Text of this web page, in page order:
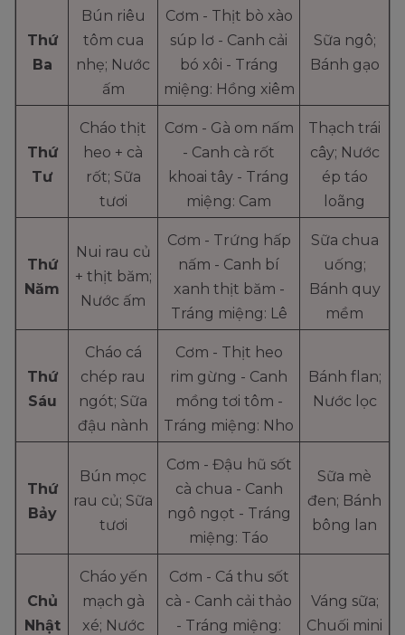
Thứ
Ba
Bún riêu
tôm cua
nhẹ; Nước
ấm
Cơm - Thịt bò xào
súp lơ - Canh cải
bó xôi - Tráng
miệng: Hồng xiêm
Sữa ngô;
Bánh gạo
Thứ
Tư
Cháo thịt
heo + cà
rốt; Sữa
tươi
Cơm - Gà om nấm
- Canh cà rốt
khoai tây - Tráng
miệng: Cam
Thạch trái
cây; Nước
ép táo
loãng
Thứ
Năm
Nui rau củ
+ thịt băm;
Nước ấm
Cơm - Trứng hấp
nấm - Canh bí
xanh thịt băm -
Tráng miệng: Lê
Sữa chua
uống;
Bánh quy
mềm
Thứ
Sáu
Cháo cá
chép rau
ngót; Sữa
đậu nành
Cơm - Thịt heo
rim gừng - Canh
mồng tơi tôm -
Tráng miệng: Nho
Bánh flan;
Nước lọc
Thứ
Bảy
Bún mọc
rau củ; Sữa
tươi
Cơm - Đậu hũ sốt
cà chua - Canh
ngô ngọt - Tráng
miệng: Táo
Sữa mè
đen; Bánh
bông lan
Chủ
Nhật
Cháo yến
mạch gà
xé; Nước
Cơm - Cá thu sốt
cà - Canh cải thảo
- Tráng miệng:
Váng sữa;
Chuối mini